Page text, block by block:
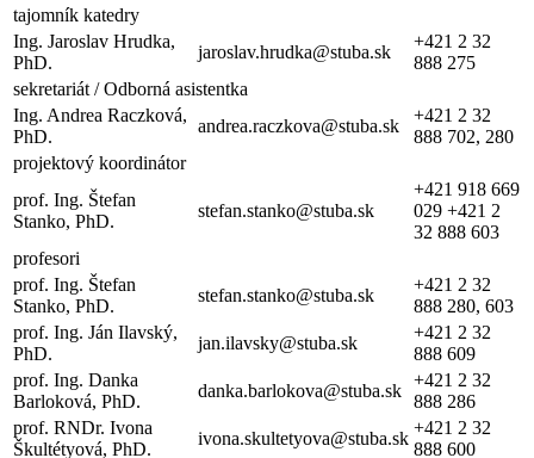
tajomník katedry
Ing. Jaroslav Hrudka,
PhD.
jaroslav.hrudka@stuba.sk
+421 2 32
888 275
sekretariát / Odborná asistentka
Ing. Andrea Raczková,
PhD.
andrea.raczkova@stuba.sk
+421 2 32
888 702, 280
projektový koordinátor
prof. Ing. Štefan
Stanko, PhD.
stefan.stanko@stuba.sk
+421 918 669
029 +421 2
32 888 603
profesori
prof. Ing. Štefan
Stanko, PhD.
stefan.stanko@stuba.sk
+421 2 32
888 280, 603
prof. Ing. Ján Ilavský,
PhD.
jan.ilavsky@stuba.sk
+421 2 32
888 609
prof. Ing. Danka
Barloková, PhD.
danka.barlokova@stuba.sk
+421 2 32
888 286
prof. RNDr. Ivona
Škultétyová, PhD.
ivona.skultetyova@stuba.sk
+421 2 32
888 600